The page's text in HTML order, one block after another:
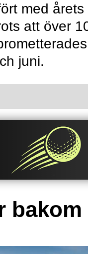
med årets
att över
juni.
bakom